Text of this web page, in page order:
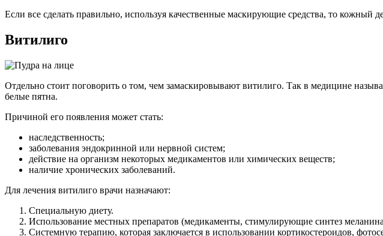
Если все сделать правильно, используя качественные маскирующие средства, то
Витилиго
Отдельно стоит поговорить о том, чем замаскировывают витилиго. Так в медицине
белые пятна.
Причиной его появления может стать:
наследственность;
заболевания эндокринной или нервной систем;
действие на организм некоторых медикаментов или химических веществ;
наличие хронических заболеваний.
Для лечения витилиго врачи назначают:
Специальную диету.
Использование местных препаратов (медикаменты, стимулирующие синтез
Системную терапию, которая заключается в использовании кортикостероидов,